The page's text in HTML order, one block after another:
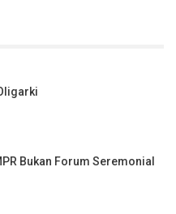
Bukan Forum Seremonial